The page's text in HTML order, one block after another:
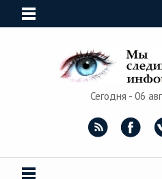
Сегодня - 06